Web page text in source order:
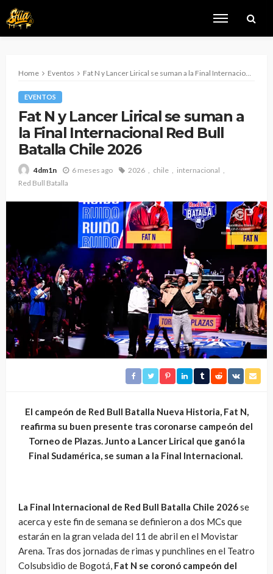
Home Eventos Fat N y Lancer Lirical se suman a la Final Internacional Red Bull Batalla Chile 2026
EVENTOS
Fat N y Lancer Lirical se suman a
la Final Internacional Red Bull
Batalla Chile 2026
4dm1n 6 meses ago 2026 chile
internacional
Red Bull Batalla
El campeón de Red Bull Batalla Nueva Historia, Fat N,
reafirma su buen presente tras coronarse campeón del
Torneo de Plazas. Junto a Lancer Lirical que ganó la
Final Sudamérica, se suman a la Final Internacional.
La Final Internacional de Red Bull Batalla Chile 2026se
acerca y este fin de semana se definieron a dos MCs que
estarán en la gran velada del 11 de abril en el Movistar
Arena. Tras dos jornadas de rimas y punchlines en el Teatro
Colsubsidio de Bogotá, Fat N se coronó campeón del